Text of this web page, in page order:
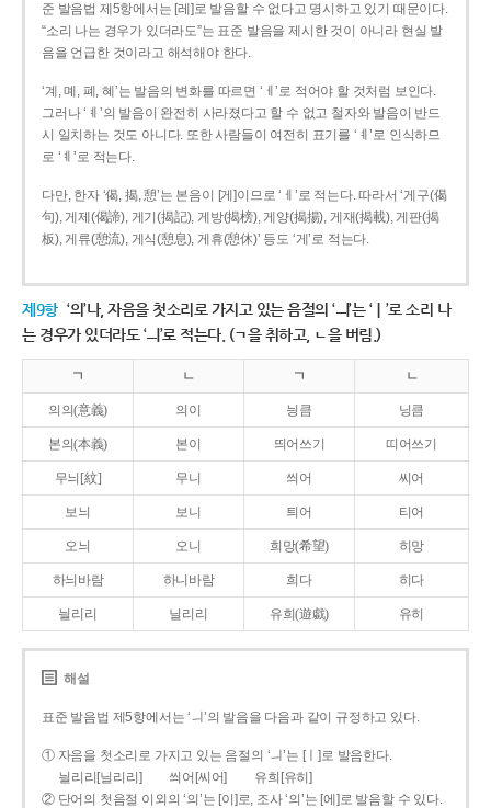
준 발음법 제5항에서는 [레]로 발음할 수 없다고 명시하고 있기 때문이다.
“소리 나는 경우가 있더라도”는 표준 발음을 제시한 것이 아니라 현실 발
음을 언급한 것이라고 해석해야 한다.
‘계, 몌, 폐, 혜’는 발음의 변화를 따르면 ‘ㅔ’로 적어야 할 것처럼 보인다.
그러나 ‘ㅖ’의 발음이 완전히 사라졌다고 할 수 없고 철자와 발음이 반드
시 일치하는 것도 아니다. 또한 사람들이 여전히 표기를 ‘ㅖ’로 인식하므
로 ‘ㅖ’로 적는다.
다만, 한자 ‘偈, 揭, 憩’는 본음이 [게]이므로 ‘ㅔ’로 적는다. 따라서 ‘게구(偈
句), 게제(偈諦), 게기(揭記), 게방(揭榜), 게양(揭揚), 게재(揭載), 게판(揭
板), 게류(憩流), 게식(憩息), 게휴(憩休)’ 등도 ‘게’로 적는다.
제9항 ‘의’나, 자음을 첫소리로 가지고 있는 음절의 ‘ㅢ’는 ‘ㅣ’로 소리 나
는 경우가 있더라도 ‘ㅢ’로 적는다. (ㄱ을 취하고, ㄴ을 버림.)
ㄱ ㄴ ㄱ ㄴ
의의(意義) 의이 닁큼 닝큼
본의(本義) 본이 띄어쓰기 띠어쓰기
무늬[紋] 무니 씌어 씨어
보늬 보니 틔어 티어
오늬 오니 희망(希望) 히망
하늬바람 하니바람 희다 히다
늴리리 닐리리 유희(遊戱) 유히
해설
표준 발음법 제5항에서는 ‘ㅢ’의 발음을 다음과 같이 규정하고 있다.
① 자음을 첫소리로 가지고 있는 음절의 ‘ㅢ’는 [ㅣ]로 발음한다.
늴리리[닐리리]
씌어[씨어]
유희[유히]
② 단어의 첫음절 이외의 ‘의’는 [이]로, 조사 ‘의’는 [에]로 발음할 수 있다.